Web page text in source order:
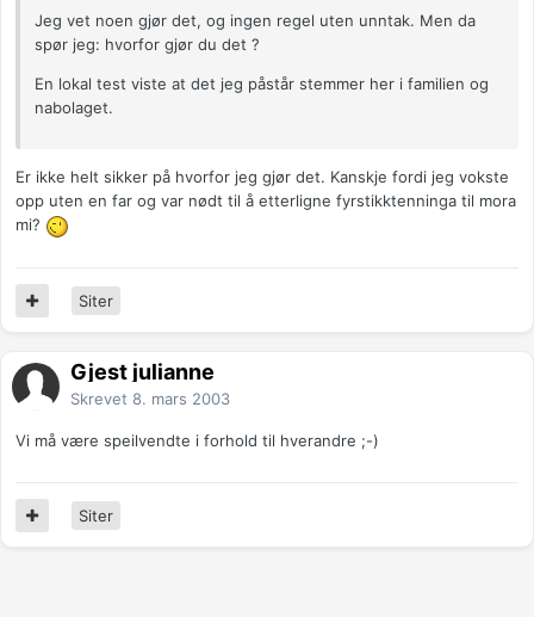
Jeg vet noen gjør det, og ingen regel uten unntak. Men da
spør jeg: hvorfor gjør du det ?
En lokal test viste at det jeg påstår stemmer her i familien og
nabolaget.
Er ikke helt sikker på hvorfor jeg gjør det. Kanskje fordi jeg vokste
opp uten en far og var nødt til å etterligne fyrstikktenninga til mora
mi?
Siter
Gjest julianne
Skrevet 8. mars 2003
Vi må være speilvendte i forhold til hverandre ;-)
Siter